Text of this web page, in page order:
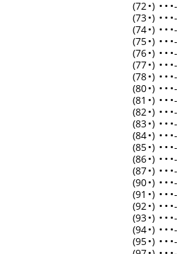
(72•) • • •-
(73•) • • •-
(74•) • • •-
(75•) • • •-
(76•) • • •-
(77•) • • •-
(78•) • • •-
(80•) • • •-
(81 •) • • •-
(82•) • • •-
(83•) • • •-
(84•) • • •-
(85•) • • •-
(86•) • • •-
(87•) • • •-
(90•) • • •-
(91 •) • • •-
(92•) • • •-
(93•) • • •-
(94•) • • •-
(95•) • • •-